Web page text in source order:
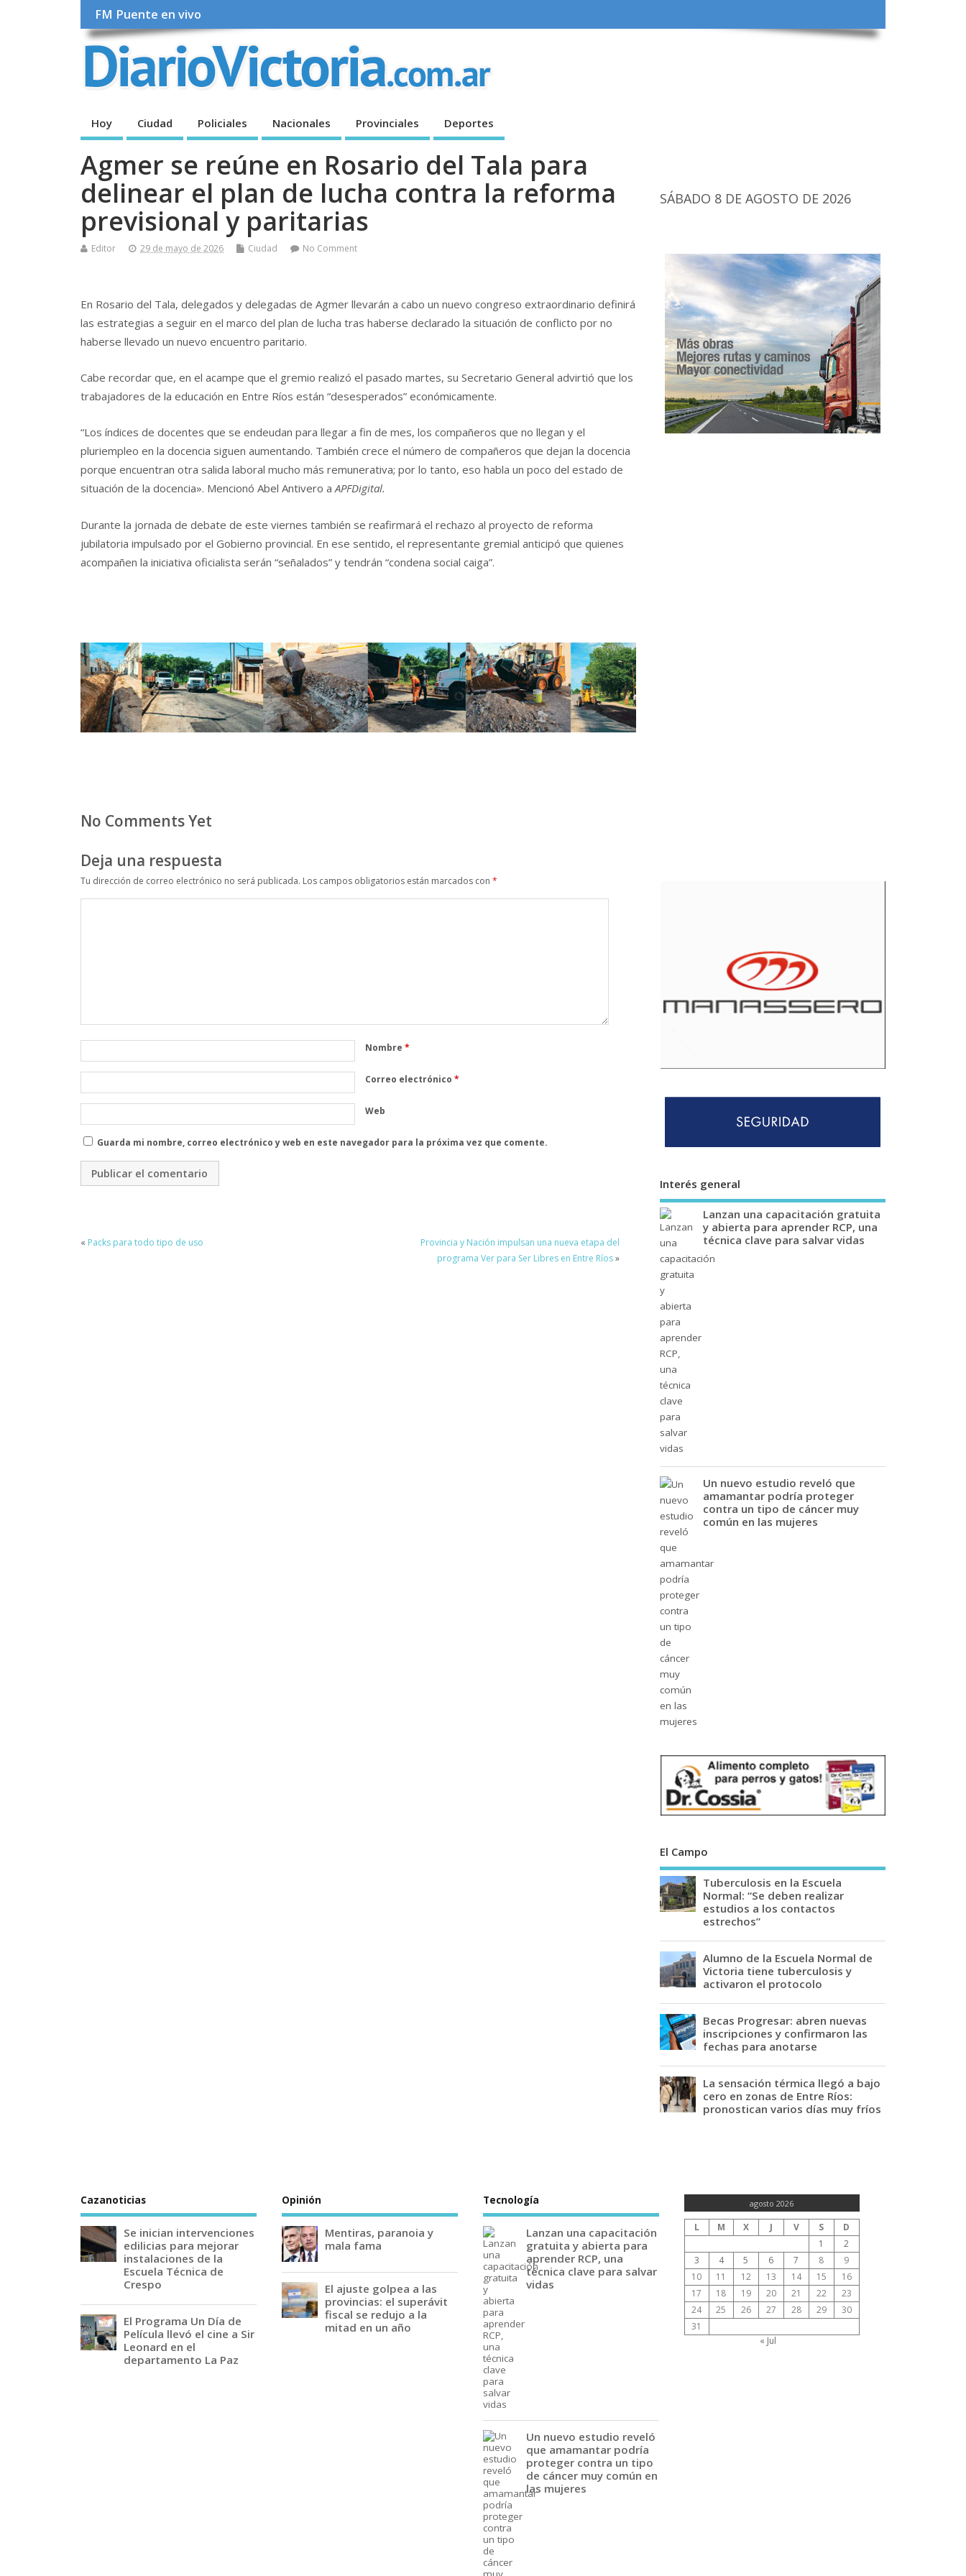
FM Puente en vivo
Hoy Ciudad Policiales Nacionales Provinciales Deportes
Agmer se reúne en Rosario del Tala para
delinear el plan de lucha contra la reforma
previsional y paritarias
Editor 29 de mayo de 2026 Ciudad No Comment
En Rosario del Tala, delegados y delegadas de Agmer llevarán a cabo un nuevo congreso extraordinario definirá
las estrategias a seguir en el marco del plan de lucha tras haberse declarado la situación de conflicto por no
haberse llevado un nuevo encuentro paritario.
Cabe recordar que, en el acampe que el gremio realizó el pasado martes, su Secretario General advirtió que los
trabajadores de la educación en Entre Ríos están “desesperados” económicamente.
“Los índices de docentes que se endeudan para llegar a fin de mes, los compañeros que no llegan y el
pluriempleo en la docencia siguen aumentando. También crece el número de compañeros que dejan la docencia
porque encuentran otra salida laboral mucho más remunerativa; por lo tanto, eso habla un poco del estado de
situación de la docencia». Mencionó Abel Antivero aAPFDigital.
Durante la jornada de debate de este viernes también se reafirmará el rechazo al proyecto de reforma
jubilatoria impulsado por el Gobierno provincial. En ese sentido, el representante gremial anticipó que quienes
acompañen la iniciativa oficialista serán “señalados” y tendrán “condena social caiga”.
No Comments Yet
Deja una respuesta
Tu dirección de correo electrónico no será publicada. Los campos obligatorios están marcados con *
Nombre *
Correo electrónico *
Web
Guarda mi nombre, correo electrónico y web en este navegador para la próxima vez que comente.
« Packs para todo tipo de uso
Provincia y Nación impulsan una nueva etapa del
programa Ver para Ser Libres en Entre Ríos»
SÁBADO 8 DE AGOSTO DE 2026
Interés general
Lanzan una capacitación gratuita
y abierta para aprender RCP, una
técnica clave para salvar vidas
Un nuevo estudio reveló que
amamantar podría proteger
contra un tipo de cáncer muy
común en las mujeres
El Campo
Tuberculosis en la Escuela
Normal: “Se deben realizar
estudios a los contactos
estrechos”
Alumno de la Escuela Normal de
Victoria tiene tuberculosis y
activaron el protocolo
Becas Progresar: abren nuevas
inscripciones y confirmaron las
fechas para anotarse
La sensación térmica llegó a bajo
cero en zonas de Entre Ríos:
pronostican varios días muy fríos
Cazanoticias
Se inician intervenciones
edilicias para mejorar
instalaciones de la
Escuela Técnica de
Crespo
El Programa Un Día de
Película llevó el cine a Sir
Leonard en el
departamento La Paz
Opinión
Mentiras, paranoia y
mala fama
El ajuste golpea a las
provincias: el superávit
fiscal se redujo a la
mitad en un año
Tecnología
Lanzan una capacitación
gratuita y abierta para
aprender RCP, una
técnica clave para salvar
vidas
Un nuevo estudio reveló
que amamantar podría
proteger contra un tipo
de cáncer muy común en
las mujeres
agosto 2026
L M X J V S
D
1
2
3
4 5 6 7 8
9
10
11 12 13 14 15
16
17
18 19 20 21 22
23
24
25 26 27 28 29
30
31
« Jul